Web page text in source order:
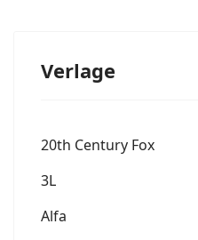
Verlage
20th Century Fox
3L
Alfa